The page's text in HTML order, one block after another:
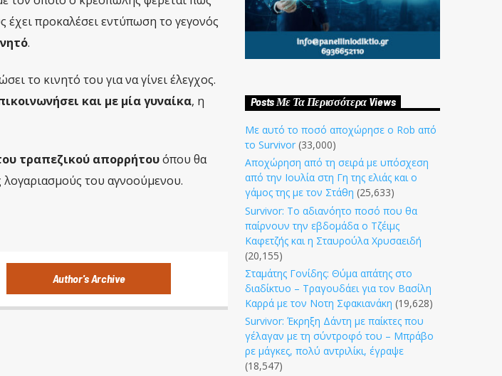
έχει προκαλέσει εντύπωση το γεγονός
.
το κινητό του για να γίνει έλεγχος.
και με μία γυναίκα, η
τραπεζικού απορρήτουόπου θα
λογαριασμούς του αγνοούμενου.
Author's Archive
Posts Με Τα Περισσότερα Views
Με αυτό το ποσό αποχώρησε ο Rob από
το Survivor (33,000)
Αποχώρηση από τη σειρά με υπόσχεση
από την Ιουλία στη Γη της ελιάς και ο
γάμος της με τον Στάθη (25,633)
Survivor: Το αδιανόητο ποσό που θα
παίρνουν την εβδομάδα ο Τζέιμς
Καφετζής και η Σταυρούλα Χρυσαειδή
(20,155)
Σταμάτης Γονίδης: Θύμα απάτης στο
διαδίκτυο – Τραγουδάει για τον Βασίλη
Καρρά με τον Νοτη Σφακιανάκη (19,628)
Survivor: Έκρηξη Δάντη με παίκτες που
γέλαγαν με τη σύντροφό του – Μπράβο
ρε μάγκες, πολύ αντριλίκι, έγραψε
(18,547)